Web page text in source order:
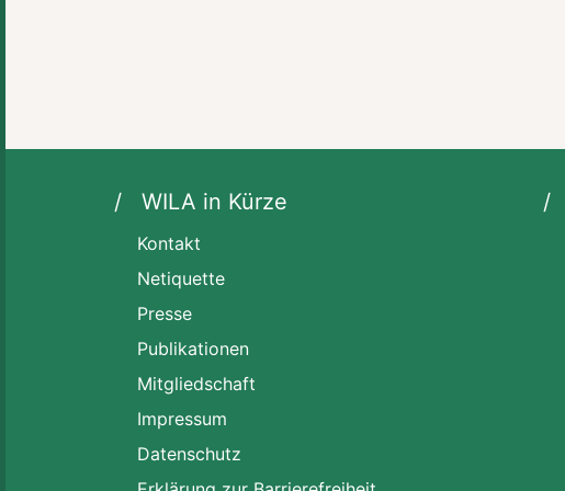
WILA in Kürze
Kontakt
Netiquette
Presse
Publikationen
Mitgliedschaft
Impressum
Datenschutz